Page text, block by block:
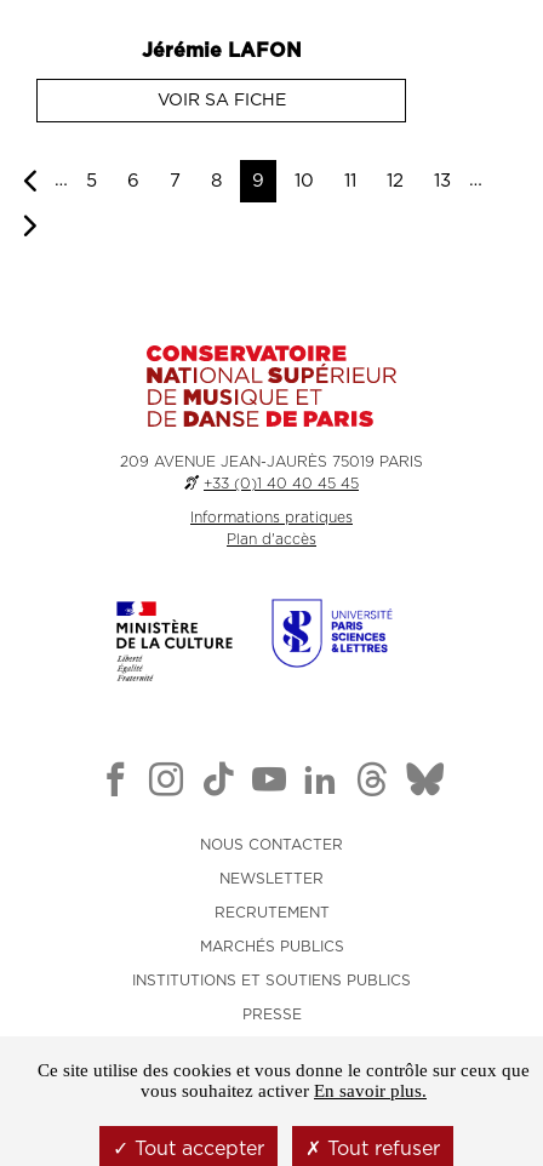
Jérémie LAFON
VOIR SA FICHE
Previous
page… 5 6 7 8 9 10 11 12 13
…
Page
suivante
209 AVENUE JEAN-JAURÈS 75019 PARIS
+33 (0)1 40 40 45 45
Informations pratiques
Plan d'accès
NOUS CONTACTER
NEWSLETTER
RECRUTEMENT
MARCHÉS PUBLICS
INSTITUTIONS ET SOUTIENS PUBLICS
PRESSE
MENTIONS LÉGALES
GESTION DES COOKIES
Ce site utilise des cookies et vous donne le contrôle sur ceux que
vous souhaitez activer En savoir plus.
Tout accepter Tout refuser